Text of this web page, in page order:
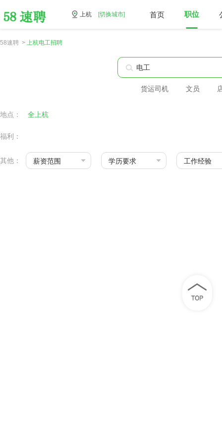
上杭 [切换城市] 首页 职位
58速聘 > 上杭电工招聘
货运司机 文员
地点： 全上杭
福利：
其他： 薪资范围 学历要求 工作经验